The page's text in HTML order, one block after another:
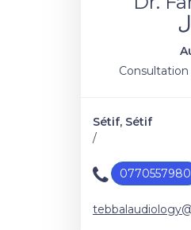
Sétif, Sétif
/
0770557980